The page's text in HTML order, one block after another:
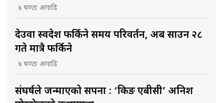
४ घण्टा अगाडि
देउवा स्वदेश फर्किने समय परिवर्तन, अब साउन २८
गते मात्रै फर्किने
४ घण्टा अगाडि
संघर्षले जन्माएको सपना : ‘किङ एबीसी’ अनिश